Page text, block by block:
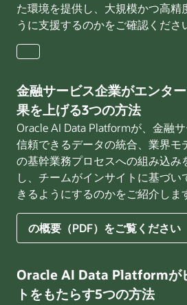
た環境を提供し、大規模かつ高精
うに支援するのかをご確認くださ
ビ
ネ
ス
に
適
し
た
AI
を
築
す
た
め
の
金融サービス企業がエンタ
果を上げる3つの方法
Oracle AI Data Platformが、金融
信頼できるデータの統合、業界モ
の基幹業務プロセスへの組み込み
し、チームがインサイトに基づい
きるようにするのかをご紹介しま
エ
ン
ー
プ
の概要（PDF）をご覧ください
Oracle AI Data Platformが
トをもたらす5つの方法